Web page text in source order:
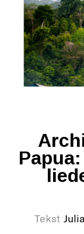
Tekst